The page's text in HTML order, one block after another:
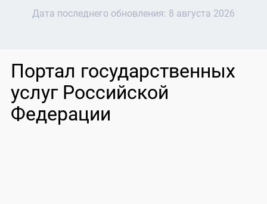
Дата последнего обновления: 8 августа 2026
Портал государственных
услуг Российской
Федерации